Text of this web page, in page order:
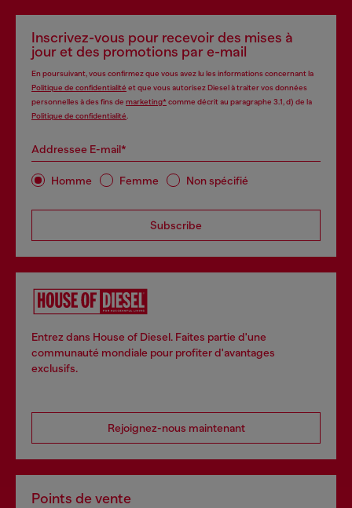
Inscrivez-vous pour recevoir des mises à
jour et des promotions par e-mail
En poursuivant, vous confirmez que vous avez lu les informations concernant la
Politique de confidentialité et que vous autorisez Diesel à traiter vos données
personnelles à des fins de marketing*comme décrit au paragraphe 3.1, d) de la
Politique de confidentialité.
Addressee E-mail*
Homme Femme Non spécifié
Subscribe
Entrez dans House of Diesel. Faites partie d'une
communauté mondiale pour profiter d'avantages
exclusifs.
Rejoignez-nous maintenant
Points de vente